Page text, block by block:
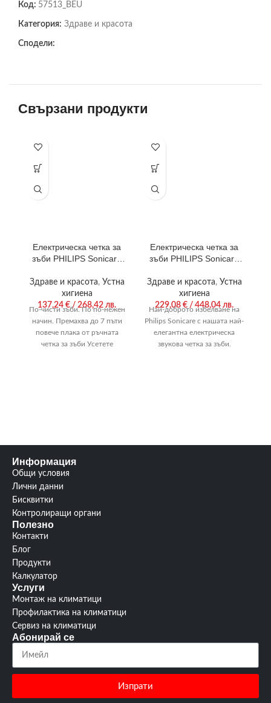
Код: 57513_BEU
Категория: Здраве и красота
Сподели:
Свързани продукти
Електрическа четка за
зъби PHILIPS Sonicare
Здраве и красота, Устна
хигиена
137,24 €/ 268,42 лв.
По-чисти зъби. По по-нежен
начин. Премахва до 7 пъти
повече плака от ръчната
четка за зъби Усетете
Електрическа четка за
зъби PHILIPS Sonicare
Здраве и красота, Устна
хигиена
229,08 € / 448,04 лв.
Най-доброто избелване на
Philips Sonicare с нашата най-
елегантна електрическа
звукова четка за зъби.
Информация
Общи условия
Лични данни
Бисквитки
Контролиращи органи
Полезно
Контакти
Блог
Продукти
Калкулатор
Услуги
Монтаж на климатици
Профилактика на климатици
Сервиз на климатици
Абонирай се
Изпрати